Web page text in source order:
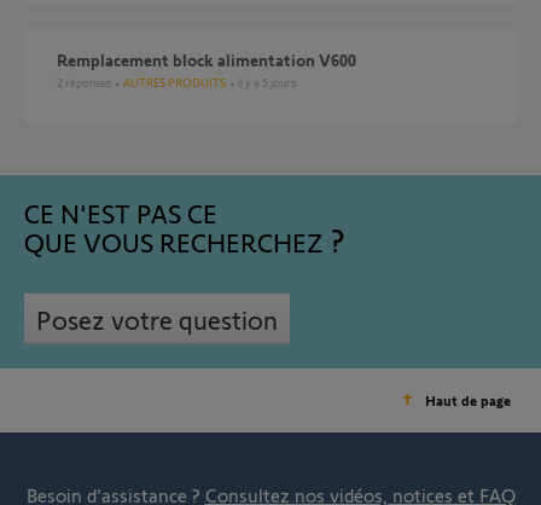
Remplacement block alimentation V600
2 réponses AUTRES PRODUITS il y a 5 jours
CE N'EST PAS CE
QUE VOUS RECHERCHEZ
Posez votre question
Haut de page
Besoin d’assistance ? Consultez nos vidéos, notices et FAQ